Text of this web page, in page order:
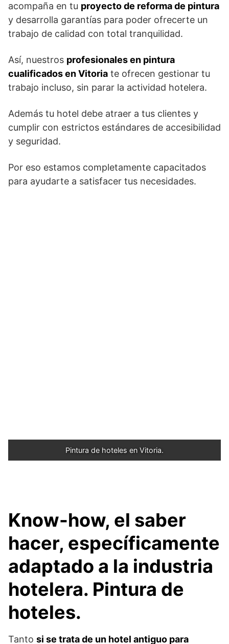
acompaña en tu proyecto de reforma de pintura
y desarrolla garantías para poder ofrecerte un
trabajo de calidad con total tranquilidad.
Así, nuestros profesionales en pintura
cualificados en Vitoria te ofrecen gestionar tu
trabajo incluso, sin parar la actividad hotelera.
Además tu hotel debe atraer a tus clientes y
cumplir con estrictos estándares de accesibilidad
y seguridad.
Por eso estamos completamente capacitados
para ayudarte a satisfacer tus necesidades.
Pintura de hoteles en Vitoria.
Know-how, el saber
hacer, específicamente
adaptado a la industria
hotelera. Pintura de
hoteles.
Tanto si se trata de un hotel antiguo para